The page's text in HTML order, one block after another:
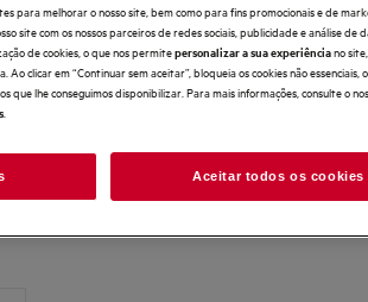
para melhorar o nosso site, bem como para fins promocionais e de
site com os nossos parceiros de redes sociais, publicidade e análise de
de cookies, o que nos permitepersonalizar a sua experiênciano
clicar em “Continuar sem aceitar”, bloqueia os cookies não essenciais,
que lhe conseguimos disponibilizar. Para mais informações, consulte o
Aceitar todos os cookies